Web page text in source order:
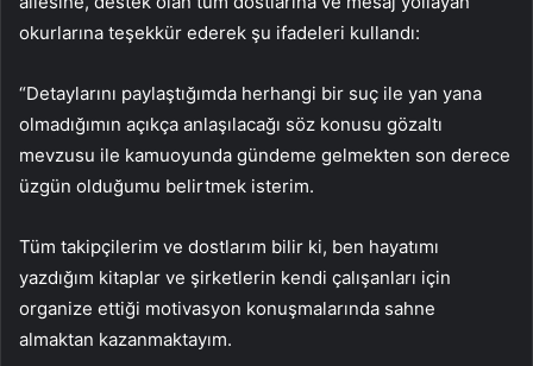
okurlarına teşekkür ederek şu ifadeleri kullandı:
“Detaylarını paylaştığımda herhangi bir suç ile yan yana
olmadığımın açıkça anlaşılacağı söz konusu gözaltı
mevzusu ile kamuoyunda gündeme gelmekten son derece
üzgün olduğumu belirtmek isterim.
Tüm takipçilerim ve dostlarım bilir ki, ben hayatımı
yazdığım kitaplar ve şirketlerin kendi çalışanları için
organize ettiği motivasyon konuşmalarında sahne
almaktan kazanmaktayım.